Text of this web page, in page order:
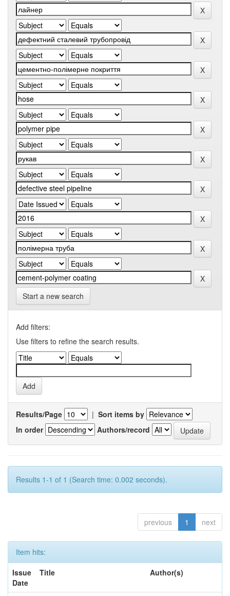
Start a new search
Add filters:
Use filters to refine the search results.
Results/Page | Sort items by
In order
Authors/record
Results 1-1 of 1 (Search time: 0.002 seconds).
previous 1 next
Item hits:
Issue
Date
Title Author(s)